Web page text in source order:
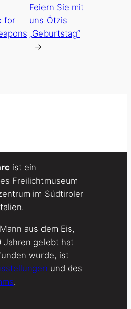
for
Feiern Sie mit
uns Ötzis
„Geburtstag“
→
ist ein
Freilichtmuseum
im Südtiroler
aus dem Eis,
Jahren gelebt hat
wurde, ist
und des
.